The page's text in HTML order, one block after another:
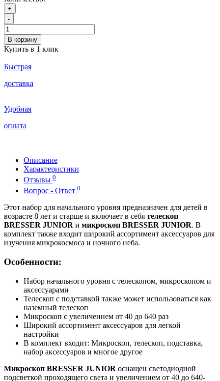
+
-
В корзину
Купить в 1 клик
Быстрая
доставка
Удобная
оплата
Описание
Характеристики
Отзывы 0
Вопрос - Ответ 0
Этот набор для начального уровня предназначен для детей в
возрасте 8 лет и старше и включает в себя телескоп
BRESSER JUNIOR и микроскоп BRESSER JUNIOR. В
комплект также входит широкий ассортимент аксессуаров для
изучения микрокосмоса и ночного неба.
Особенности:
Набор начального уровня с телескопом, микроскопом и
аксессуарами
Телескоп с подставкой также может использоваться как
наземный телескоп
Микроскоп с увеличением от 40 до 640 раз
Широкий ассортимент аксессуаров для легкой
настройки
В комплект входит: Микроскоп, телескоп, подставка,
набор аксессуаров и многое другое
Микроскоп BRESSER JUNIOR оснащен светодиодной
подсветкой проходящего света и увеличением от 40 до 640-